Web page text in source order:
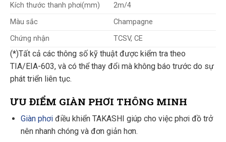
Kích thước thanh phơi(mm)
2m/4
Màu sắc
Champagne
Chứng nhận
TCSV, CE
(*)Tất cả các thông số kỹ thuật được kiểm tra theo
TIA/EIA-603, và có thể thay đổi mà không báo trước do sự
phát triển liên tục.
ƯU ĐIỂM GIÀN PHƠI THÔNG MINH
Giàn phơiđiều khiển TAKASHI giúp cho việc phơi đồ trở
nên nhanh chóng và đơn giản hơn.